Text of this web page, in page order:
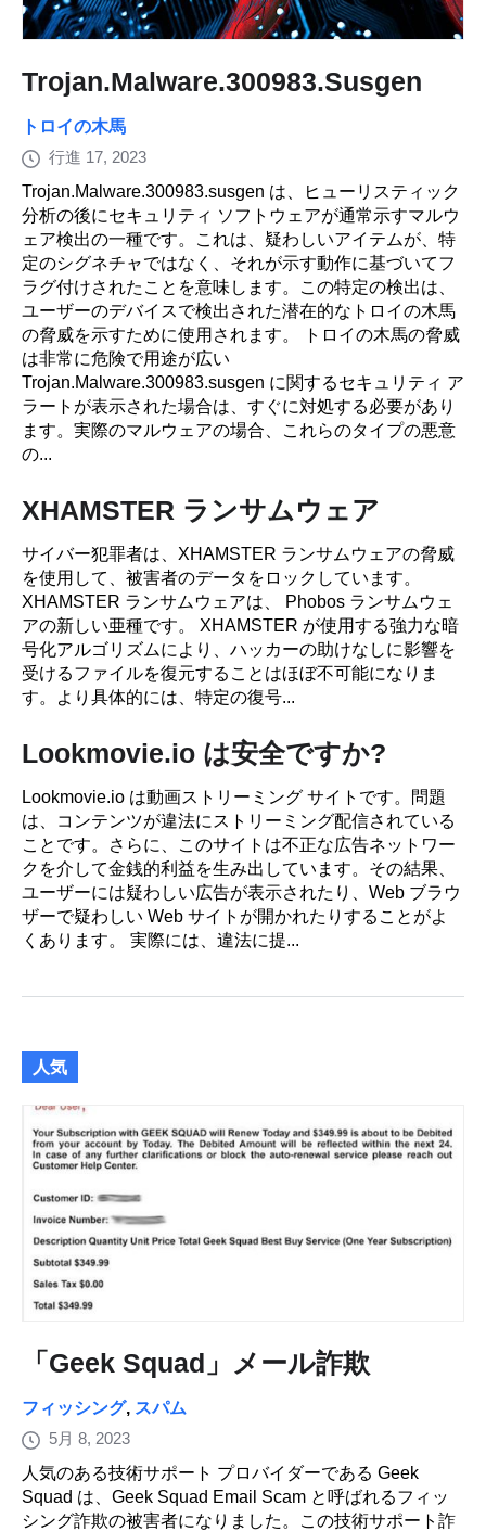
Trojan.Malware.300983.Susgen
トロイの木馬
行進 17, 2023
Trojan.Malware.300983.susgen は、ヒューリスティック
分析の後にセキュリティ ソフトウェアが通常示すマルウ
ェア検出の一種です。これは、疑わしいアイテムが、特
定のシグネチャではなく、それが示す動作に基づいてフ
ラグ付けされたことを意味します。この特定の検出は、
ユーザーのデバイスで検出された潜在的なトロイの木馬
の脅威を示すために使用されます。 トロイの木馬の脅威
は非常に危険で用途が広い
Trojan.Malware.300983.susgen に関するセキュリティ ア
ラートが表示された場合は、すぐに対処する必要があり
ます。実際のマルウェアの場合、これらのタイプの悪意
の...
XHAMSTER ランサムウェア
サイバー犯罪者は、XHAMSTER ランサムウェアの脅威
を使用して、被害者のデータをロックしています。
XHAMSTER ランサムウェアは、 Phobos ランサムウェ
アの新しい亜種です。 XHAMSTER が使用する強力な暗
号化アルゴリズムにより、ハッカーの助けなしに影響を
受けるファイルを復元することはほぼ不可能になりま
す。より具体的には、特定の復号...
Lookmovie.io は安全ですか?
Lookmovie.io は動画ストリーミング サイトです。問題
は、コンテンツが違法にストリーミング配信されている
ことです。さらに、このサイトは不正な広告ネットワー
クを介して金銭的利益を生み出しています。その結果、
ユーザーには疑わしい広告が表示されたり、Web ブラウ
ザーで疑わしい Web サイトが開かれたりすることがよ
くあります。 実際には、違法に提...
人気
「Geek Squad」メール詐欺
フィッシング, スパム
5月 8, 2023
人気のある技術サポート プロバイダーである Geek
Squad は、Geek Squad Email Scam と呼ばれるフィッ
シング詐欺の被害者になりました。この技術サポート詐